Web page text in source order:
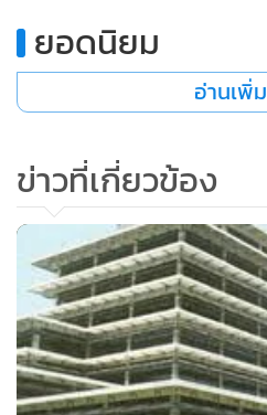
ยอดนิยม
อ่านเพิ่
ข่าวที่เกี่ยวข้อง